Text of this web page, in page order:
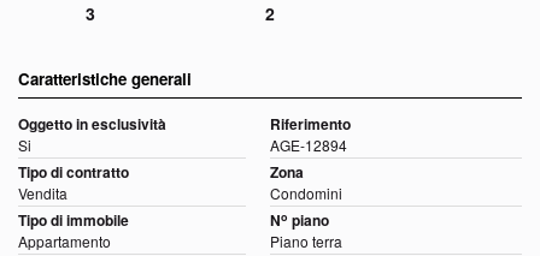
3 2
Caratteristiche generali
Oggetto in esclusività
Si
Tipo di contratto
Vendita
Tipo di immobile
Appartamento
Riferimento
AGE-12894
Zona
Condomini
No piano
Piano terra